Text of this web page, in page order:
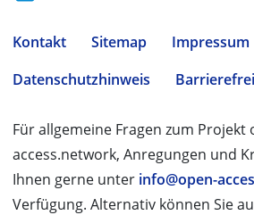
Kontakt Sitemap
Impressum
Datenschutzhinweis
Für allgemeine Fragen zum Projekt
access.network, Anregungen und
Ihnen gerne unter info@open-
Verfügung. Alternativ können Sie